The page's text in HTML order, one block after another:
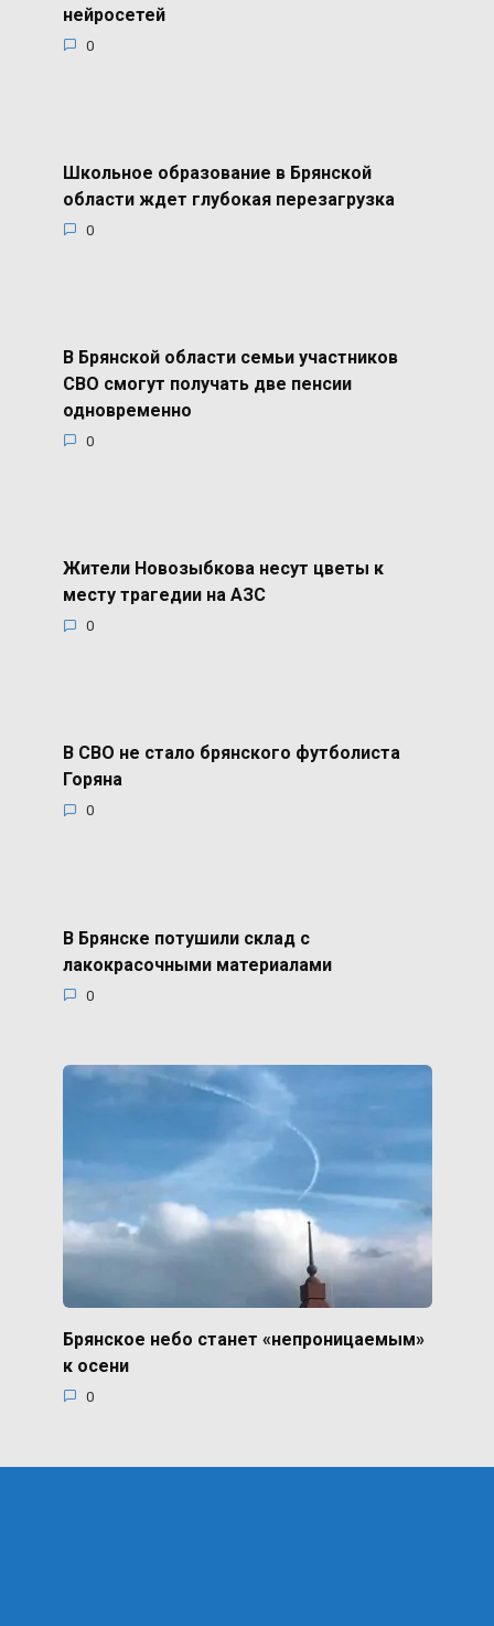
нейросетей
0
Школьное образование в Брянской
области ждет глубокая перезагрузка
0
В Брянской области семьи участников
СВО смогут получать две пенсии
одновременно
0
Жители Новозыбкова несут цветы к
месту трагедии на АЗС
0
В СВО не стало брянского футболиста
Горяна
0
В Брянске потушили склад с
лакокрасочными материалами
0
Брянское небо станет «непроницаемым»
к осени
0